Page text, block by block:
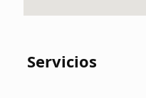
Servicios